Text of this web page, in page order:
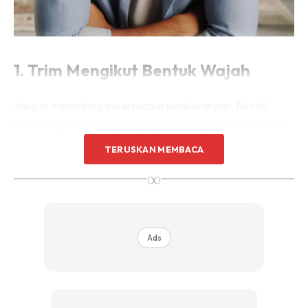
1. Trim Mengikut Bentuk Wajah
untuk menipiskan misai di hujung supaya wajah kelihatan
lebih tirus. Jika anda memiliki wajah yang panjang, boleh
TERUSKAN MEMBACA
∞
Ads